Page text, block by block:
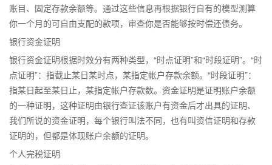
账目、固定存款余额等。通过这些信息再根据银行自有的模型测算
你一个月的可自由支配的款项，审查你是否能够按时偿还债务。
银行资金证明
银行资金证明根据时效分有两种类型，“时点证明”和“时段证明”。“时
点证明”：指截止某日某时点，某指定帐户存款余额。“时段证明”：
指某日起至某日止，某指定帐户存款数。资金证明是证明账户余额
的一种证明，这种证明由银行查证该账户有资金后才出具的证明、
我们所说的资金证明，每个银行叫法不同，也有叫资信证明和存款
证明的，但都是体现账户余额的证明。
个人完税证明